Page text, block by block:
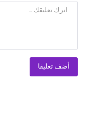
أضف تعليقا